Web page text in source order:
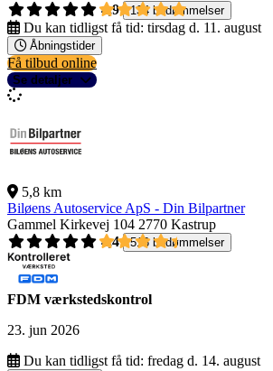
4,9
134 bedømmelser
Du kan tidligst få tid: tirsdag d. 11. august
Åbningstider
Få tilbud online
Se detaljer
5,8 km
Biløens Autoservice ApS - Din Bilpartner
Gammel Kirkevej 104 2770 Kastrup
4,4
516 bedømmelser
FDM værkstedskontrol
23. jun 2026
Du kan tidligst få tid: fredag d. 14. august